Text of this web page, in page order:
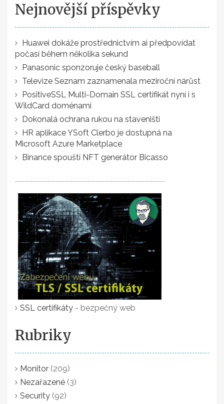
Nejnovější příspěvky
Huawei dokáže prostřednictvím ai předpovídat
počasí během několika sekund
Panasonic sponzoruje český baseball
Televize Seznam zaznamenala meziroční nárůst
PositiveSSL Multi-Domain SSL certifikát nyní i s
WildCard doménami
Dokonalá ochrana rukou na staveništi
HR aplikace YSoft Clerbo je dostupná na
Microsoft Azure Marketplace
Binance spouští NFT generátor Bicasso
SSL certifikáty - bezpečný web
Rubriky
Monitor (209)
Nezařazené (3)
Security (92)